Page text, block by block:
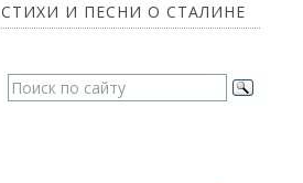
СТИХИ И ПЕСНИ О СТАЛИНЕ